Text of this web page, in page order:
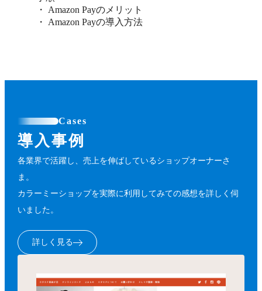
・ Amazon Payのメリット
・ Amazon Payの導入方法
Cases
導入事例
各業界で活躍し、売上を伸ばしているショップオーナーさ
ま。
カラーミーショップを実際に利用してみての感想を詳しく伺
いました。
詳しく見る